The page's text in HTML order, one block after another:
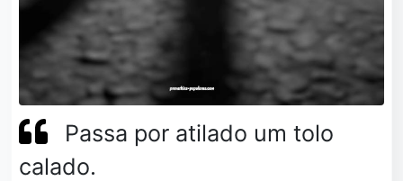
Passa por atilado um tolo
calado.